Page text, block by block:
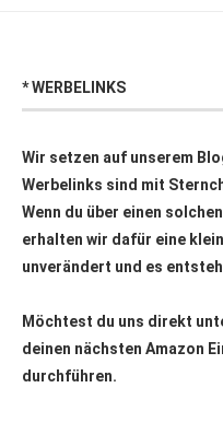
* WERBELINKS
Wir setzen auf unserem
Werbelinks sind mit
Wenn du über einen
erhalten wir dafür eine
unverändert und es
Möchtest du uns direkt
deinen nächsten Amazon
durchführen.